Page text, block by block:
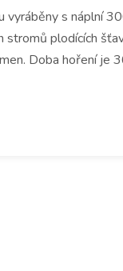
s náplní
plodících
Doba hoření je